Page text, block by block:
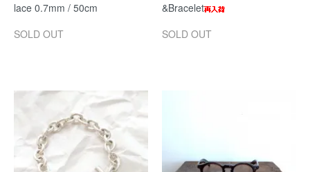
lace 0.7mm / 50cm
SOLD OUT
&Bracelet
SOLD OUT